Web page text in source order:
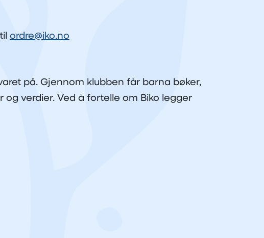
til ordre@iko.no
på. Gjennom klubben får barna bøker,
og verdier. Ved å fortelle om Biko legger